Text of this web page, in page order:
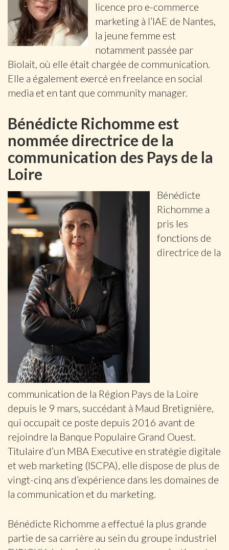
licence pro e-commerce
marketing à l’IAE de Nantes,
la jeune femme est
notamment passée par
Biolait, où elle était chargée de communication.
Elle a également exercé en freelance en social
media et en tant que community manager.
Bénédicte Richomme est
nommée directrice de la
communication des Pays de la
Loire
Bénédicte
Richomme a
pris les
fonctions de
directrice de la
communication de la Région Pays de la Loire
depuis le 9 mars, succédant à Maud Bretignière,
qui occupait ce poste depuis 2016 avant de
rejoindre la Banque Populaire Grand Ouest.
Titulaire d’un MBA Executive en stratégie digitale
et web marketing (ISCPA), elle dispose de plus de
vingt-cinq ans d’expérience dans les domaines de
la communication et du marketing.
Bénédicte Richomme a effectué la plus grande
partie de sa carrière au sein du groupe industriel